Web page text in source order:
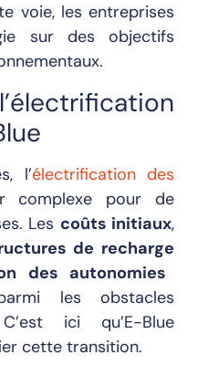
voie, les entreprises
sur des objectifs
l’électrification des
complexe pour de
Les coûts initiaux,
de recharge
des autonomies
les obstacles
ici qu’E-Blue
cette transition.